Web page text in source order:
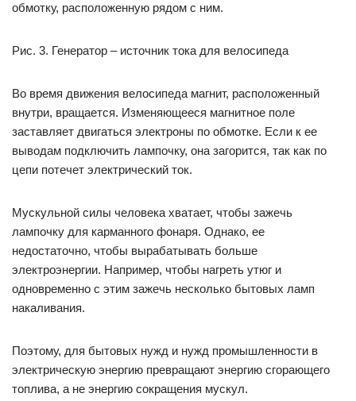
обмотку, расположенную рядом с ним.
Рис. 3. Генератор – источник тока для велосипеда
Во время движения велосипеда магнит, расположенный
внутри, вращается. Изменяющееся магнитное поле
заставляет двигаться электроны по обмотке. Если к ее
выводам подключить лампочку, она загорится, так как по
цепи потечет электрический ток.
Мускульной силы человека хватает, чтобы зажечь
лампочку для карманного фонаря. Однако, ее
недостаточно, чтобы вырабатывать больше
электроэнергии. Например, чтобы нагреть утюг и
одновременно с этим зажечь несколько бытовых ламп
накаливания.
Поэтому, для бытовых нужд и нужд промышленности в
электрическую энергию превращают энергию сгорающего
топлива, а не энергию сокращения мускул.